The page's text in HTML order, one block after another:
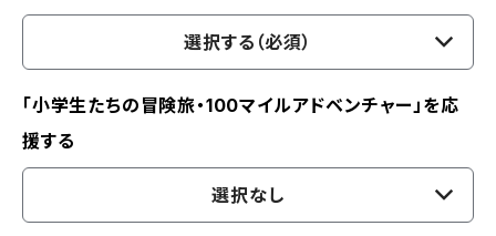
選択する（必須）
「小学生たちの冒険旅・100マイルアドベンチャー」を応
援する
選択なし